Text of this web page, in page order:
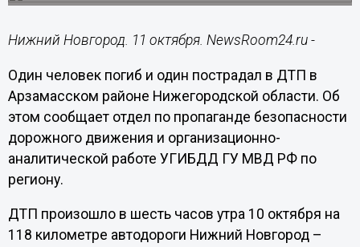
Нижний Новгород. 11 октября. NewsRoom24.ru -
Один человек погиб и один пострадал в ДТП в
Арзамасском районе Нижегородской области. Об
этом сообщает отдел по пропаганде безопасности
дорожного движения и организационно-
аналитической работе УГИБДД ГУ МВД РФ по
региону.
ДТП произошло в шесть часов утра 10 октября на
118 километре автодороги Нижний Новгород –